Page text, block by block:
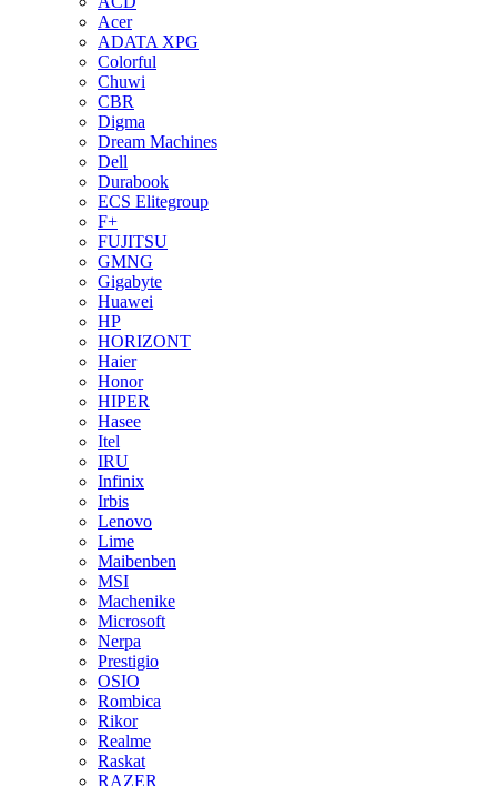
Acer
ADATA XPG
Colorful
Chuwi
CBR
Digma
Dream Machines
Dell
Durabook
ECS Elitegroup
F+
FUJITSU
GMNG
Gigabyte
Huawei
HP
HORIZONT
Haier
Honor
HIPER
Hasee
Itel
IRU
Infinix
Irbis
Lenovo
Lime
Maibenben
MSI
Machenike
Microsoft
Nerpa
Prestigio
OSIO
Rombica
Rikor
Realme
Raskat
RAZER